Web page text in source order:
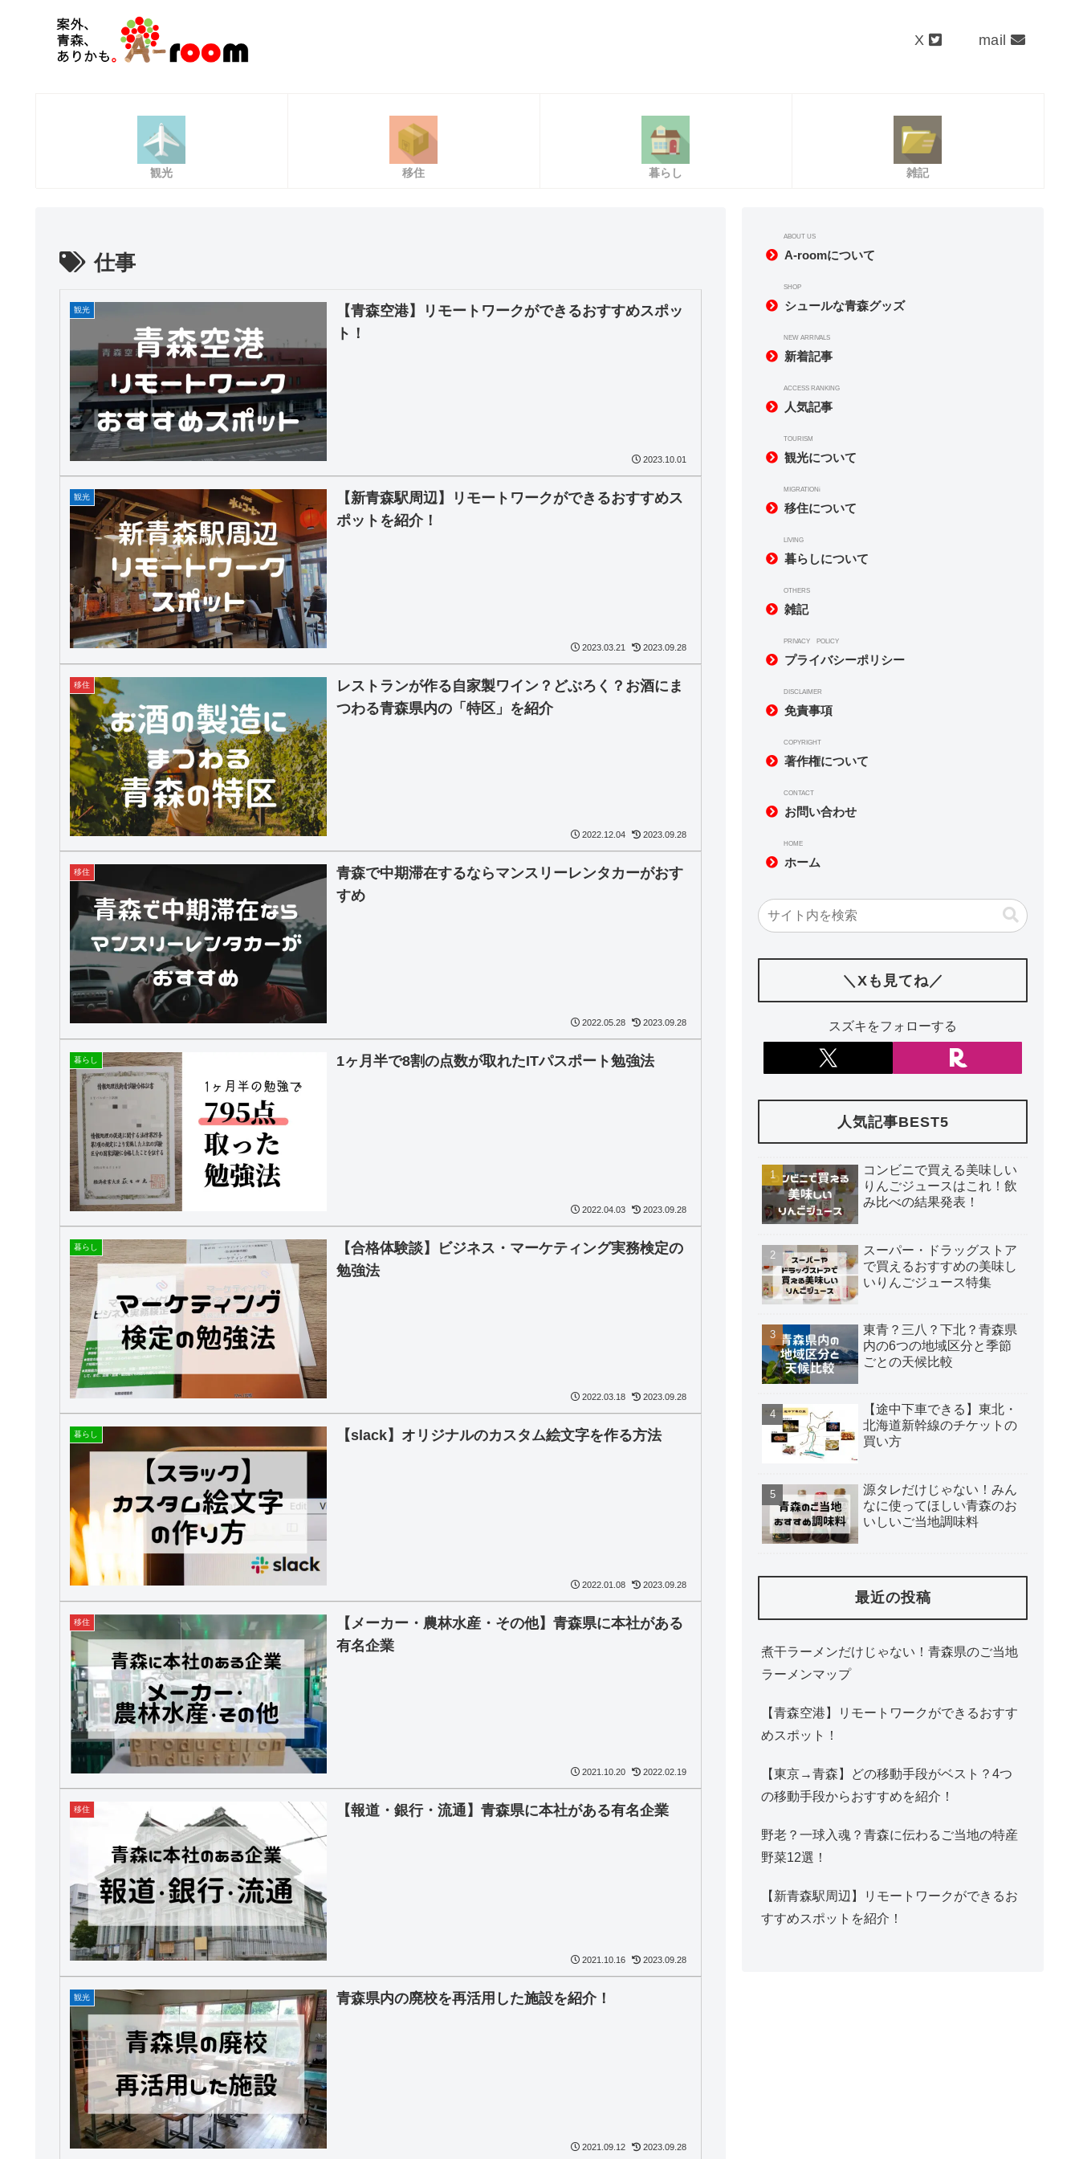
X mail
観光 移住 暮らし 雑記
仕事
観光
【青森空港】リモートワークができるおすすめスポッ
ト！
2023.10.01
観光
【新青森駅周辺】リモートワークができるおすすめス
ポットを紹介！
2023.03.21 2023.09.28
移住
レストランが作る自家製ワイン？どぶろく？お酒にま
つわる青森県内の「特区」を紹介
2022.12.04 2023.09.28
移住
青森で中期滞在するならマンスリーレンタカーがおす
すめ
2022.05.28 2023.09.28
暮らし 1ヶ月半で8割の点数が取れたITパスポート勉強法
2022.04.03 2023.09.28
暮らし
【合格体験談】ビジネス・マーケティング実務検定の
勉強法
2022.03.18 2023.09.28
暮らし 【slack】オリジナルのカスタム絵文字を作る方法
2022.01.08 2023.09.28
移住
【メーカー・農林水産・その他】青森県に本社がある
有名企業
2021.10.20 2022.02.19
移住 【報道・銀行・流通】青森県に本社がある有名企業
2021.10.16 2023.09.28
観光 青森県内の廃校を再活用した施設を紹介！
2021.09.12 2023.09.28
ABOUT US
A-roomについて
SHOP
シュールな青森グッズ
NEW ARRIVALS
新着記事
ACCESS RANKING
人気記事
TOURISM
観光について
MIGRATIONi
移住について
LIVING
暮らしについて
OTHERS
雑記
PRIVACY POLICY
プライバシーポリシー
DISCLAIMER
免責事項
COPYRIGHT
著作権について
CONTACT
お問い合わせ
HOME
ホーム
＼Xも見てね／
スズキをフォローする
人気記事BEST5
コンビニで買える美味しい
りんごジュースはこれ！飲
み比べの結果発表！
スーパー・ドラッグストア
で買えるおすすめの美味し
いりんごジュース特集
東青？三八？下北？青森県
内の6つの地域区分と季節
ごとの天候比較
【途中下車できる】東北・
北海道新幹線のチケットの
買い方
源タレだけじゃない！みん
なに使ってほしい青森のお
いしいご当地調味料
最近の投稿
煮干ラーメンだけじゃない！青森県のご当地
ラーメンマップ
【青森空港】リモートワークができるおすす
めスポット！
【東京→青森】どの移動手段がベスト？4つ
の移動手段からおすすめを紹介！
野老？一球入魂？青森に伝わるご当地の特産
野菜12選！
【新青森駅周辺】リモートワークができるお
すすめスポットを紹介！